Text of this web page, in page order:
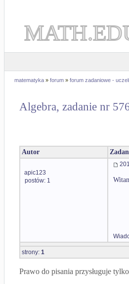
matematyka » forum » forum zadaniowe -
Algebra, zadanie nr
Autor
apic123
postów: 1
strony: 1
Prawo do pisania przysługuje